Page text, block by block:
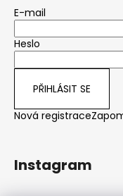
E-mail
Heslo
PŘIHLÁSIT SE
Nová registrace
Instagram